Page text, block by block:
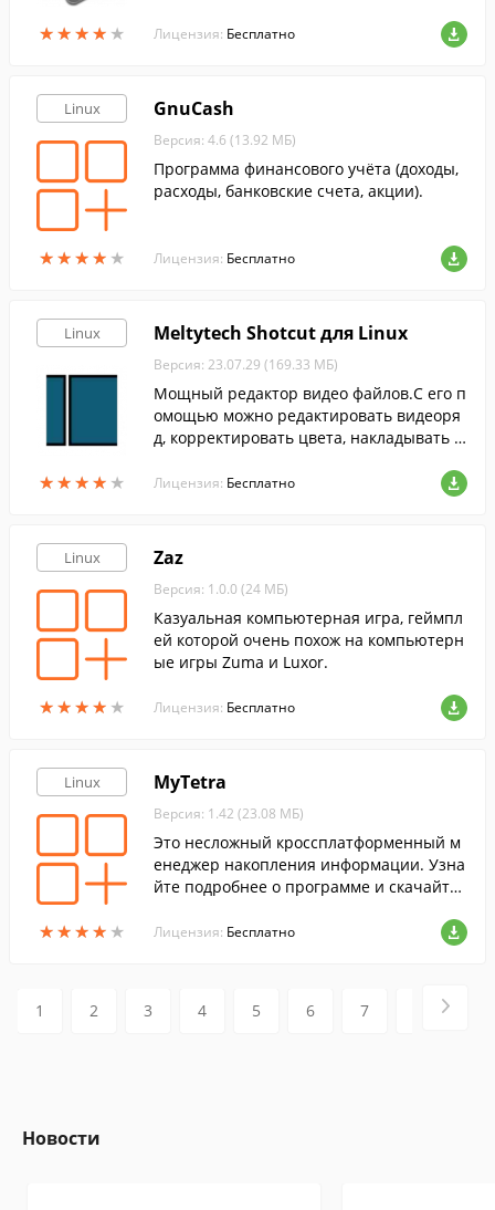
★★★★ ★
★★★★ ★ Лицензия: Бесплатно
Linux
★★★★ ★
★★★★ ★
GnuCash
Версия: 4.6 (13.92 МБ)
Программа финансового учёта (доходы,
расходы, банковские счета, акции).
Лицензия: Бесплатно
Linux
★★★★ ★
★★★★ ★
Meltytech Shotcut для Linux
Версия: 23.07.29 (169.33 МБ)
Мощный редактор видео файлов.С его п
омощью можно редактировать видеоря
д, корректировать цвета, накладывать э
другое.
Лицензия: Бесплатно
Linux
★★★★ ★
★★★★ ★
Zaz
Версия: 1.0.0 (24 МБ)
Казуальная компьютерная игра, геймпл
ей которой очень похож на компьютерн
ые игры Zuma и Luxor.
Лицензия: Бесплатно
Linux
★★★★ ★
★★★★ ★
MyTetra
Версия: 1.42 (23.08 МБ)
Это несложный кроссплатформенный м
енеджер накопления информации. Узна
йте подробнее о программе и скачайте
Лицензия: Бесплатно
1 2 3 4 5 6 7
Новости